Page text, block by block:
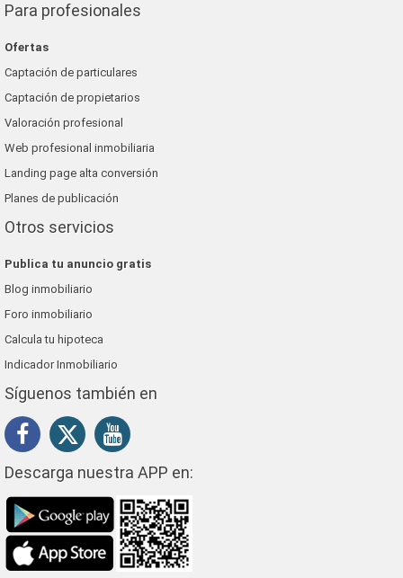
Para profesionales
Ofertas
Captación de particulares
Captación de propietarios
Valoración profesional
Web profesional inmobiliaria
Landing page alta conversión
Planes de publicación
Otros servicios
Publica tu anuncio gratis
Blog inmobiliario
Foro inmobiliario
Calcula tu hipoteca
Indicador Inmobiliario
Síguenos también en
Descarga nuestra APP en: